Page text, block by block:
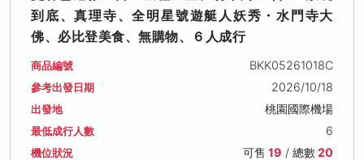
到底、真理寺、全明星號遊艇人妖秀・水門寺大
佛、必比登美食、無購物、６人成行
商品編號 BKK05261018C
參考出發日期 2026/10/18
出發地 桃園國際機場
最低成行人數 6
機位狀況 可售 19 / 總數20